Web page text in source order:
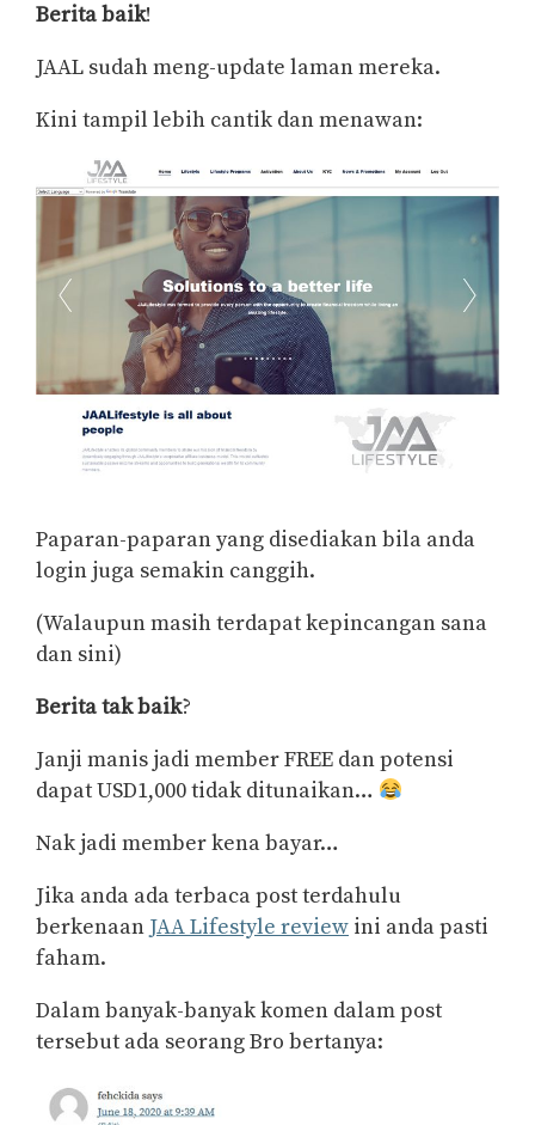
Berita baik!
JAAL sudah meng-update laman mereka.
Kini tampil lebih cantik dan menawan:
Paparan-paparan yang disediakan bila anda
login juga semakin canggih.
(Walaupun masih terdapat kepincangan sana
dan sini)
Berita tak baik?
Janji manis jadi member FREE dan potensi
dapat USD1,000 tidak ditunaikan…
Nak jadi member kena bayar…
Jika anda ada terbaca post terdahulu
berkenaan JAA Lifestyle review ini anda pasti
faham.
Dalam banyak-banyak komen dalam post
tersebut ada seorang Bro bertanya: